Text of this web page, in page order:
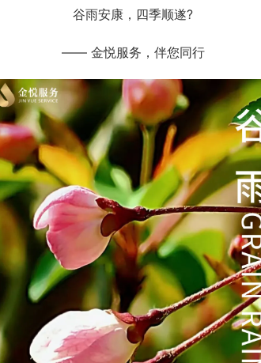
谷雨安康，四季顺遂?
—— 金悦服务，伴您同行